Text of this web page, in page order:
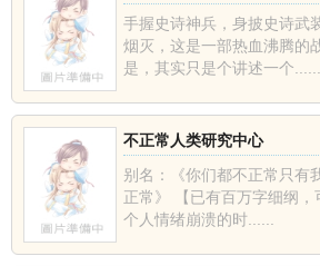
手握史诗神兵，身披史诗武
烟灭，这是一部热血沸腾
是，其实只是个讲述一个......
不正常人类研究中心
别名：《你们都不正常只有
正常》 【已有百万字细纲
个人情绪崩溃的时......